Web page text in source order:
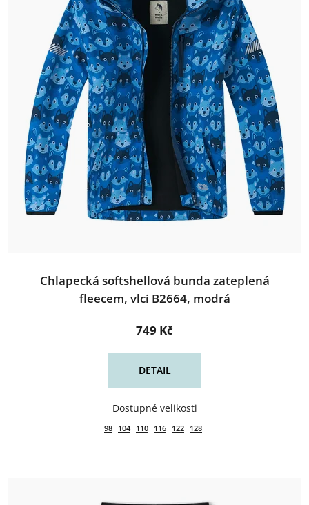
Chlapecká softshellová bunda zateplená
fleecem, vlci B2664, modrá
749 Kč
DETAIL
98 104 110 116 122 128